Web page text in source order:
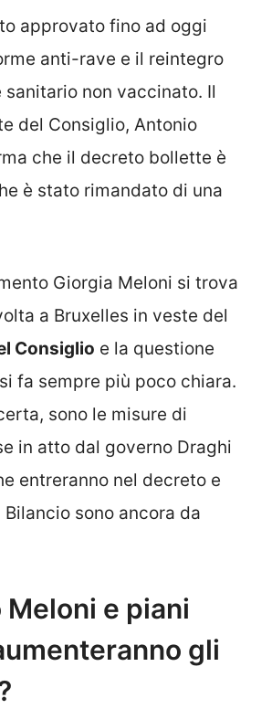
approvato fino ad oggi
anti-rave e il reintegro
sanitario non vaccinato. Il
del Consiglio, Antonio
che il decreto bollette è
è stato rimandato di una
Giorgia Meloni si trova
a Bruxelles in veste del
Consiglio e la questione
fa sempre più poco chiara.
sono le misure di
in atto dal governo Draghi
entreranno nel decreto e
sono ancora da
Meloni e piani
gli